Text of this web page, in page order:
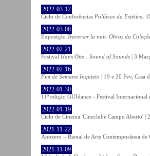
2022-03-12
Ciclo de Conferências Políticas da Estética:
2022-03-08
Exposição Traverser la nuit. Obras da
2022-02-21
Festival Hans Otte : Sound of Sounds | 3
2022-02-16
Fim de Semana Inquieto | 19 e 20 Fev, Casa
2022-01-30
11ª edição GUIdance - Festival
2022-01-19
Ciclo de Cinema 'Cineclube Campo Aberto' |
2021-11-22
Anozero – Bienal de Arte Contemporânea de
2021-11-09